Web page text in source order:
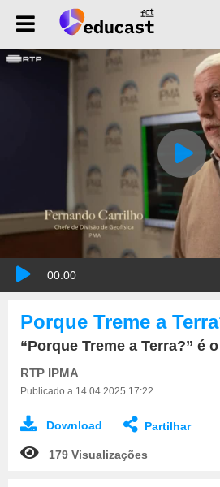
00:00
Porque Treme a
“Porque Treme a Terra?” é o mais recente episódio do Biosfera. O magazine ambiental da RTP2 contou com a
RTP IPMA
Publicado a 14.04.2025 17:22
Download Partilhar
179 Visualizações